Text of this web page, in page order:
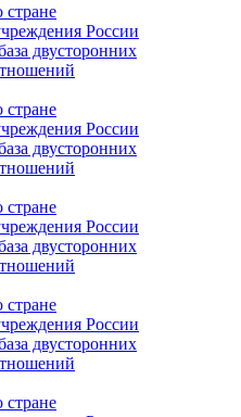
России
двусторонних
России
двусторонних
России
двусторонних
России
двусторонних